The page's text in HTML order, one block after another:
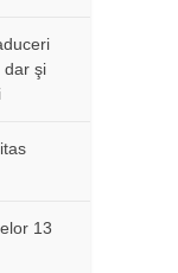
dar şi
13